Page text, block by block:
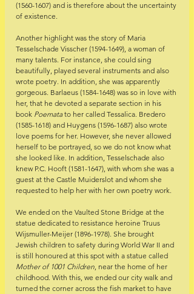
(1560-1607) and is therefore about the uncertainty
of existence.
Another highlight was the story of Maria
Tesselschade Visscher (1594-1649), a woman of
many talents. For instance, she could sing
beautifully, played several instruments and also
wrote poetry. In addition, she was apparently
gorgeous. Barlaeus (1584-1648) was so in love with
her, that he devoted a separate section in his
book Poemata to her called Tessalica. Bredero
(1585-1618) and Huygens (1596-1687) also wrote
love poems for her. However, she never allowed
herself to be portrayed, so we do not know what
she looked like. In addition, Tesselschade also
knew P.C. Hooft (1581-1647), with whom she was a
guest at the Castle Muiderslot and whom she
requested to help her with her own poetry work.
We ended on the Vaulted Stone Bridge at the
statue dedicated to resistance heroine Truus
Wijsmuller-Meijer (1896-1978). She brought
Jewish children to safety during World War II and
is still honoured at this spot with a statue called
Mother of 1001 Children, near the home of her
childhood. With this, we ended our city walk and
turned the corner across the fish market to have